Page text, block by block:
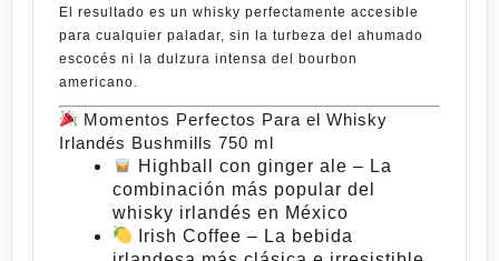
El resultado es un whisky perfectamente accesible
para cualquier paladar, sin la turbeza del ahumado
escocés ni la dulzura intensa del bourbon
americano.
Momentos Perfectos Para el Whisky
Irlandés Bushmills 750 ml
Highball con ginger ale – La
combinación más popular del
whisky irlandés en México
Irish Coffee – La bebida